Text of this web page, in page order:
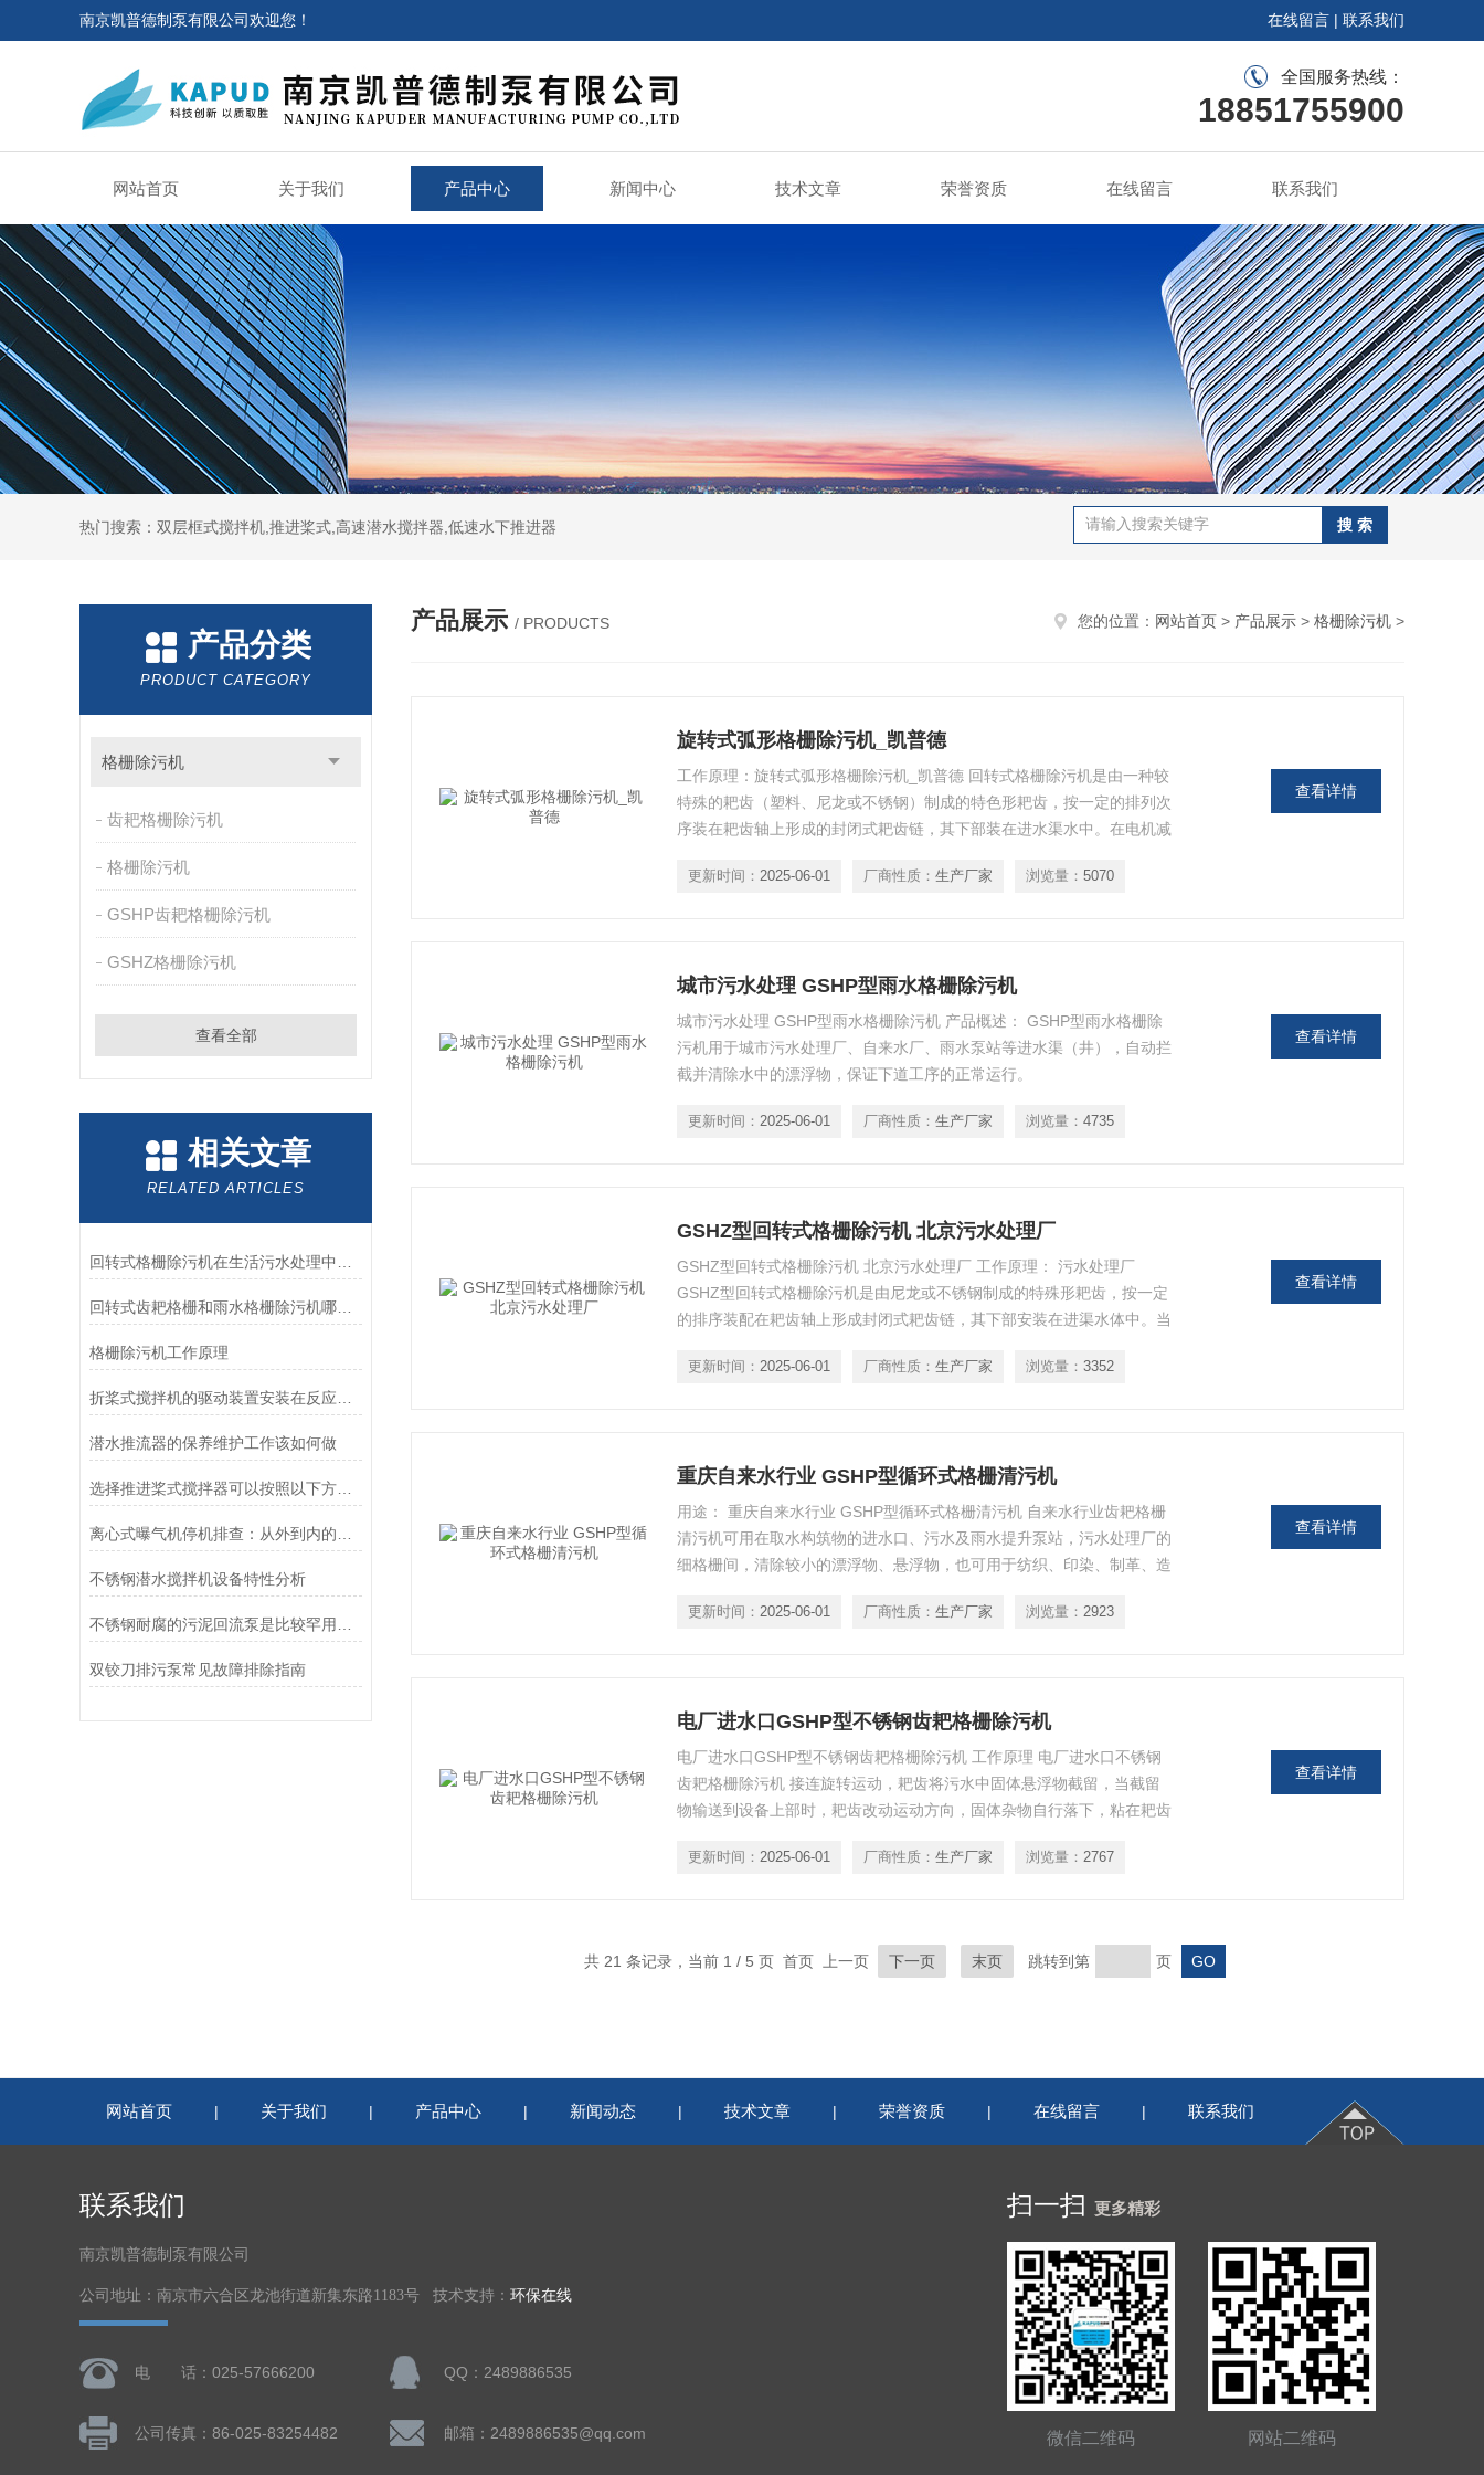
南京凯普德制泵有限公司欢迎您！ 在线留言 | 联系我们
全国服务热线：
18851755900
网站首页 关于我们 产品中心 新闻中心 技术文章 荣誉资质 在线留言 联系我们
热门搜索：双层框式搅拌机,推进桨式,高速潜水搅拌器,低速水下推进器
产品分类
PRODUCT CATEGORY
格栅除污机
齿耙格栅除污机
格栅除污机
GSHP齿耙格栅除污机
GSHZ格栅除污机
查看全部
相关文章
RELATED ARTICLES
回转式齿耙格栅和雨水格栅除污机哪个好？如何选择-南京凯普德帮您分析
格栅除污机工作原理
潜水推流器的保养维护工作该如何做
选择推进桨式搅拌器可以按照以下方面考虑
不锈钢潜水搅拌机设备特性分析
双铰刀排污泵常见故障排除指南
产品展示 / PRODUCTS 您的位置： 网站首页 > 产品展示 > 格栅除污机 >
旋转式弧形格栅除污机_凯普德
工作原理：旋转式弧形格栅除污机_凯普德 回转式格栅除污机是由一种较
特殊的耙齿（塑料、尼龙或不锈钢）制成的特色形耙齿，按一定的排列次
序装在耙齿轴上形成的封闭式耙齿链，其下部装在进水渠水中。在电机减
更新时间： 2025-06-01 厂商性质： 生产厂家 浏览量： 5070
查看详情
城市污水处理 GSHP型雨水格栅除污机
城市污水处理 GSHP型雨水格栅除污机 产品概述： GSHP型雨水格栅除
污机用于城市污水处理厂、自来水厂、雨水泵站等进水渠（井），自动拦
截并清除水中的漂浮物，保证下道工序的正常运行。
更新时间： 2025-06-01 厂商性质： 生产厂家 浏览量： 4735
查看详情
GSHZ型回转式格栅除污机 北京污水处理厂
GSHZ型回转式格栅除污机 北京污水处理厂 工作原理： 污水处理厂
GSHZ型回转式格栅除污机是由尼龙或不锈钢制成的特殊形耙齿，按一定
的排序装配在耙齿轴上形成封闭式耙齿链，其下部安装在进渠水体中。当
携带固体杂物从液体分离出来，流体则通过耙齿的栅隙流过去。整个工作
更新时间： 2025-06-01 厂商性质： 生产厂家 浏览量： 3352
查看详情
重庆自来水行业 GSHP型循环式格栅清污机
用途： 重庆自来水行业 GSHP型循环式格栅清污机 自来水行业​齿耙格栅
清污机可用在取水构筑物的进水口、污水及雨水提升泵站，污水处理厂的
细格栅间，清除较小的漂浮物、悬浮物，也可用于纺织、印染、制革、造
更新时间： 2025-06-01 厂商性质： 生产厂家 浏览量： 2923
查看详情
电厂进水口GSHP型不锈钢齿耙格栅除污机
电厂进水口GSHP型不锈钢齿耙格栅除污机 工作原理 电厂进水口不锈钢
齿耙格栅除污机 接连旋转运动，耙齿将污水中固体悬浮物截留，当截留
物输送到设备上部时，耙齿改动运动方向，固体杂物自行落下，粘在耙齿
压，挨近板挨近挨近开关，使电机中止工作。
更新时间： 2025-06-01 厂商性质： 生产厂家 浏览量： 2767
查看详情
共 21 条记录，当前 1 / 5 页 首页 上一页 下一页 末页 跳转到第 页
网站首页 | 关于我们 | 产品中心 | 新闻动态 | 技术文章 | 荣誉资质 | 在线留言 | 联系我们
联系我们
南京凯普德制泵有限公司
公司地址：南京市六合区龙池街道新集东路1183号 技术支持： 环保在线
电 话：025-57666200 QQ：2489886535
公司传真：86-025-83254482 邮箱：2489886535@qq.com
扫一扫 更多精彩
微信二维码 网站二维码